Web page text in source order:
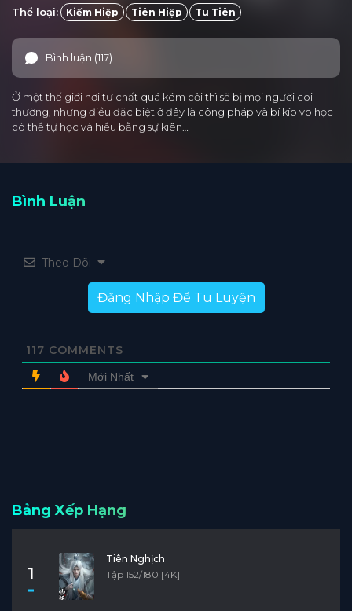
Thể loại: Kiếm Hiệp Tiên Hiệp Tu Tiên
Bình luận (117)
Ở một thế giới nơi tư chất quá kém cỏi thì sẽ bị mọi người coi
thường, nhưng điều đặc biệt ở đây là công pháp và bí kíp võ học
có thể tự học và hiểu bằng sự kiên…
Bình Luận
Theo Dõi
Đăng Nhập Để Tu Luyện
117 COMMENTS
Mới Nhất
Bảng Xếp Hạng
1
Tiên Nghịch
Tập 152/180 [4K]